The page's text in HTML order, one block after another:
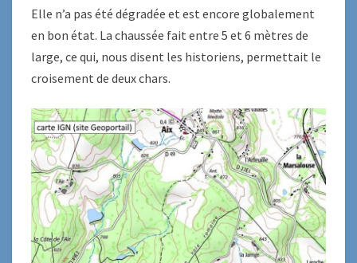
Elle n’a pas été dégradée et est encore globalement
en bon état. La chaussée fait entre 5 et 6 mètres de
large, ce qui, nous disent les historiens, permettait le
croisement de deux chars.